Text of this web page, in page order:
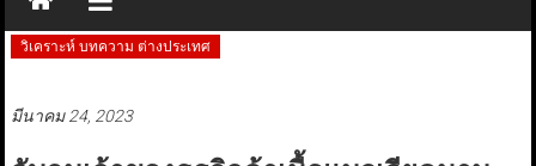
วิเคราะห์ บทความ ต่างประเทศ
มีนาคม 24, 2023